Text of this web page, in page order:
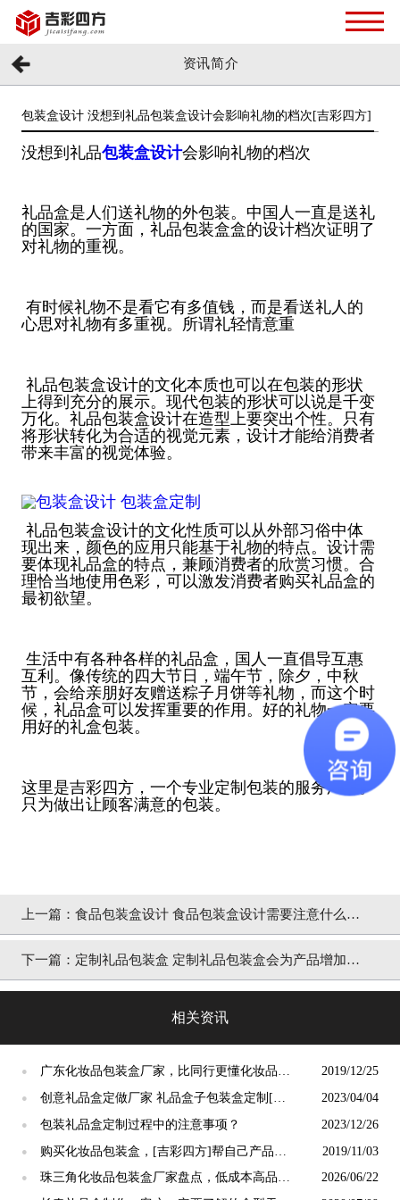
资讯简介
包装盒设计 没想到礼品包装盒设计会影响礼物的档次[吉彩四方]
没想到礼品包装盒设计会影响礼物的档次
礼品盒是人们送礼物的外包装。中国人一直是送礼
的国家。一方面，礼品包装盒盒的设计档次证明了
对礼物的重视。
有时候礼物不是看它有多值钱，而是看送礼人的
心思对礼物有多重视。所谓礼轻情意重
礼品包装盒设计的文化本质也可以在包装的形状
上得到充分的展示。现代包装的形状可以说是千变
万化。礼品包装盒设计在造型上要突出个性。只有
将形状转化为合适的视觉元素，设计才能给消费者
带来丰富的视觉体验。
礼品包装盒设计的文化性质可以从外部习俗中体
现出来，颜色的应用只能基于礼物的特点。设计需
要体现礼品盒的特点，兼顾消费者的欣赏习惯。合
理恰当地使用色彩，可以激发消费者购买礼品盒的
最初欲望。
生活中有各种各样的礼品盒，国人一直倡导互惠
互利。像传统的四大节日，端午节，除夕，中秋
节，会给亲朋好友赠送粽子月饼等礼物，而这个时
候，礼品盒可以发挥重要的作用。好的礼物一定要
用好的礼盒包装。
这里是吉彩四方，一个专业定制包装的服务厂商。
只为做出让顾客满意的包装。
上一篇： 食品包装盒设计 食品包装盒设计需要注意什么？
[吉彩四方]包装盒定制生产厂家
下一篇： 定制礼品包装盒 定制礼品包装盒会为产品增加的
相关资讯
●
广东化妆品包装盒厂家，比同行更懂化妆品的
厂家[吉彩四方]
2019/12/25
●
创意礼品盒定做厂家 礼品盒子包装盒定制[吉
彩四方]
2023/04/04
● 包装礼品盒定制过程中的注意事项？ 2023/12/26
●
购买化妆品包装盒，[吉彩四方]帮自己产品买
一款适合的包装吧
2019/11/03
●
珠三角化妆品包装盒厂家盘点，低成本高品质
2026/06/22